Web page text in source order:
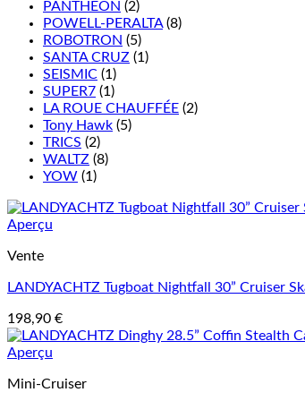
PANTHEON (2)
POWELL-PERALTA (8)
ROBOTRON (5)
SANTA CRUZ (1)
SEISMIC (1)
SUPER7 (1)
LA ROUE CHAUFFÉE (2)
Tony Hawk (5)
TRICS (2)
WALTZ (8)
YOW (1)
Aperçu
Vente
LANDYACHTZ Tugboat Nightfall 30” Cruiser
198,90 €
Aperçu
Mini-Cruiser